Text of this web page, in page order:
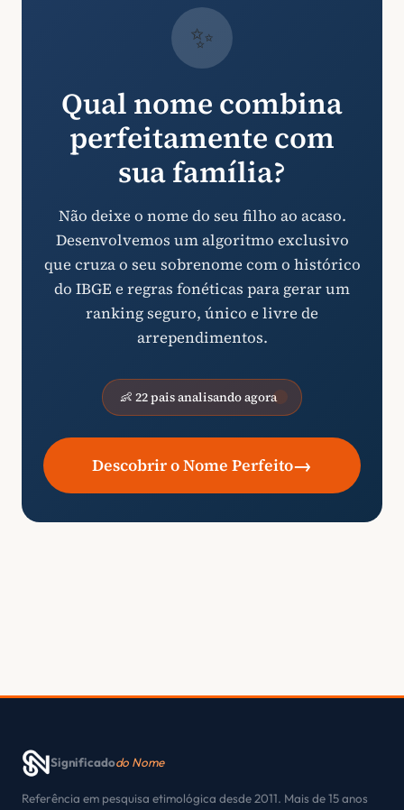
✨
Qual nome combina
perfeitamente com
sua família?
Não deixe o nome do seu filho ao acaso.
Desenvolvemos um algoritmo exclusivo
que cruza o seu sobrenome com o histórico
do IBGE e regras fonéticas para gerar um
ranking seguro, único e livre de
arrependimentos.
👶 22 pais analisando agora
Descobrir o Nome Perfeito→
Significadodo Nome
Referência em pesquisa etimológica desde 2011. Mais de 15 anos